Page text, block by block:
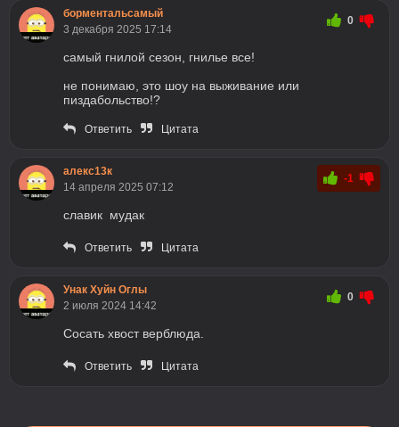
борментальсамый
3 декабря 2025 17:14
0
самый гнилой сезон, гнилье все!
не понимаю, это шоу на выживание или
пиздабольство!?
Ответить Цитата
алекс13к
14 апреля 2025 07:12
-1
славик мудак
Ответить Цитата
Унак Хуйн Оглы
2 июля 2024 14:42
0
Сосать хвост верблюда.
Ответить Цитата